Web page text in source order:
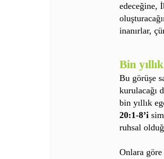
edeceğine,
inanırlar,
Bin
Bu görüşe
kurulacağı
bin yıllık
20:1-8’i
ruhsal
Onlara